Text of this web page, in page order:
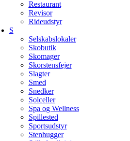
Restaurant
Revisor
Rideudstyr
S
Selskabslokaler
Skobutik
Skomager
Skorstensfejer
Slagter
Smed
Snedker
Solceller
Spa og Wellness
Spillested
Sportsudstyr
Stenhugger